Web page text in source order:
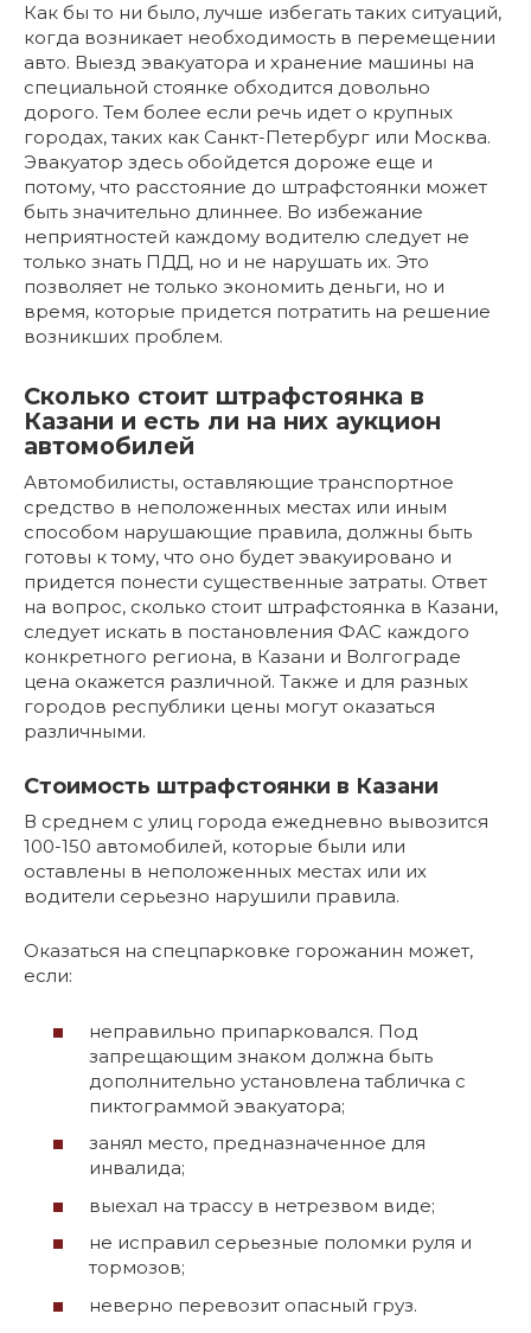
Как бы то ни было, лучше избегать таких ситуаций,
когда возникает необходимость в перемещении
авто. Выезд эвакуатора и хранение машины на
специальной стоянке обходится довольно
дорого. Тем более если речь идет о крупных
городах, таких как Санкт-Петербург или Москва.
Эвакуатор здесь обойдется дороже еще и
потому, что расстояние до штрафстоянки может
быть значительно длиннее. Во избежание
неприятностей каждому водителю следует не
только знать ПДД, но и не нарушать их. Это
позволяет не только экономить деньги, но и
время, которые придется потратить на решение
возникших проблем.
Сколько стоит штрафстоянка в
Казани и есть ли на них аукцион
автомобилей
Автомобилисты, оставляющие транспортное
средство в неположенных местах или иным
способом нарушающие правила, должны быть
готовы к тому, что оно будет эвакуировано и
придется понести существенные затраты. Ответ
на вопрос, сколько стоит штрафстоянка в Казани,
следует искать в постановления ФАС каждого
конкретного региона, в Казани и Волгограде
цена окажется различной. Также и для разных
городов республики цены могут оказаться
различными.
Стоимость штрафстоянки в Казани
В среднем с улиц города ежедневно вывозится
100-150 автомобилей, которые были или
оставлены в неположенных местах или их
водители серьезно нарушили правила.
Оказаться на спецпарковке горожанин может,
если:
неправильно припарковался. Под
запрещающим знаком должна быть
дополнительно установлена табличка с
пиктограммой эвакуатора;
занял место, предназначенное для
инвалида;
выехал на трассу в нетрезвом виде;
не исправил серьезные поломки руля и
тормозов;
неверно перевозит опасный груз.